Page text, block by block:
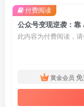
公众号变现逆袭：
此内容为付费阅读，
黄金会员
付费阅读